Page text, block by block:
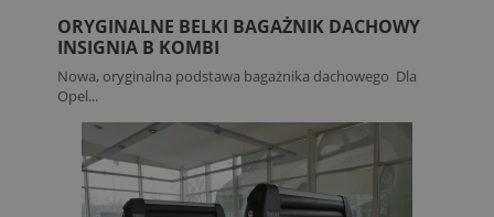
ORYGINALNE BELKI BAGAŻNIK DACHOWY
INSIGNIA B KOMBI
Nowa, oryginalna podstawa bagażnika dachowego Dla
Opel...